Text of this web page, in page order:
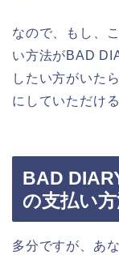
なので、もし、
い方法がBAD
したい方がいた
にしていただけ
BAD
の支払い
多分ですが、あ